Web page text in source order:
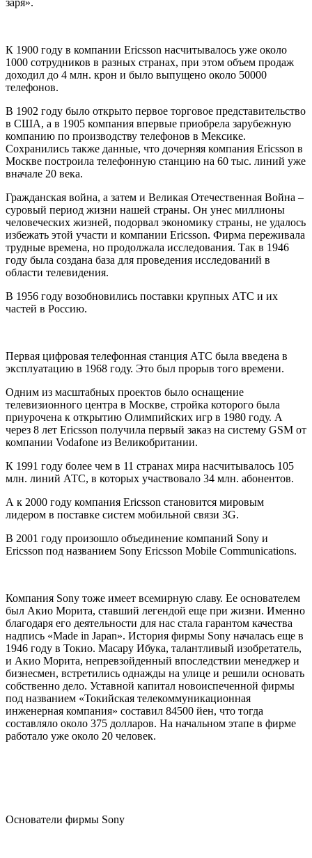
заря».
К 1900 году в компании Ericsson насчитывалось уже около
1000 сотрудников в разных странах, при этом объем продаж
доходил до 4 млн. крон и было выпущено около 50000
телефонов.
В 1902 году было открыто первое торговое представительство
в США, а в 1905 компания впервые приобрела зарубежную
компанию по производству телефонов в Мексике.
Сохранились также данные, что дочерняя компания Ericsson в
Москве построила телефонную станцию на 60 тыс. линий уже
вначале 20 века.
Гражданская война, а затем и Великая Отечественная Война –
суровый период жизни нашей страны. Он унес миллионы
человеческих жизней, подорвал экономику страны, не удалось
избежать этой участи и компании Ericsson. Фирма переживала
трудные времена, но продолжала исследования. Так в 1946
году была создана база для проведения исследований в
области телевидения.
В 1956 году возобновились поставки крупных АТС и их
частей в Россию.
Первая цифровая телефонная станция АТС была введена в
эксплуатацию в 1968 году. Это был прорыв того времени.
Одним из масштабных проектов было оснащение
телевизионного центра в Москве, стройка которого была
приурочена к открытию Олимпийских игр в 1980 году. А
через 8 лет Ericsson получила первый заказ на систему GSM от
компании Vodafone из Великобритании.
К 1991 году более чем в 11 странах мира насчитывалось 105
млн. линий АТС, в которых участвовало 34 млн. абонентов.
А к 2000 году компания Ericsson становится мировым
лидером в поставке систем мобильной связи 3G.
В 2001 году произошло объединение компаний Sony и
Ericsson под названием Sony Ericsson Mobile Communications.
Компания Sony тоже имеет всемирную славу. Ее основателем
был Акио Морита, ставший легендой еще при жизни. Именно
благодаря его деятельности для нас стала гарантом качества
надпись «Made in Japan». История фирмы Sony началась еще в
1946 году в Токио. Масару Ибука, талантливый изобретатель,
и Акио Морита, непревзойденный впоследствии менеджер и
бизнесмен, встретились однажды на улице и решили основать
собственно дело. Уставной капитал новоиспеченной фирмы
под названием «Токийская телекоммуникационная
инженерная компания» составил 84500 йен, что тогда
составляло около 375 долларов. На начальном этапе в фирме
работало уже около 20 человек.
Основатели фирмы Sony